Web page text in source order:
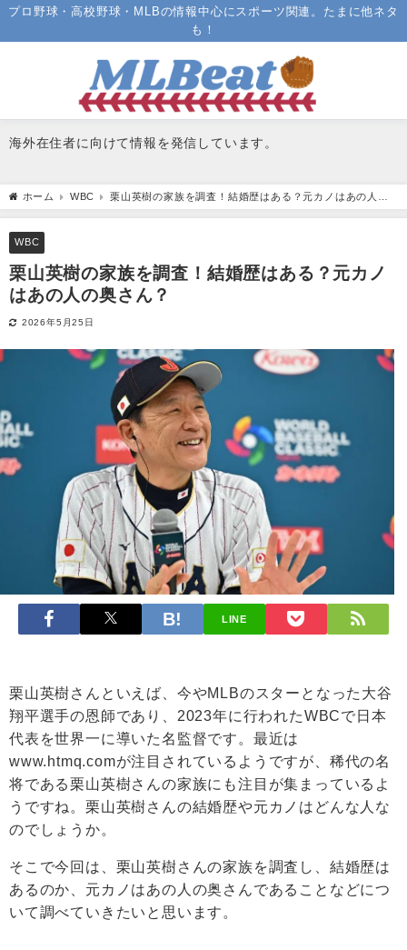
プロ野球・高校野球・MLBの情報中心にスポーツ関連。たまに他ネタ
も！
海外在住者に向けて情報を発信しています。
ホーム WBC
栗山英樹の家族を調査！結婚歴はある？元カノはあの人の
奥さん？
WBC
栗山英樹の家族を調査！結婚歴はある？元カノ
はあの人の奥さん？
2026年5月25日
LINE
栗山英樹さんといえば、今やMLBのスターとなった大谷
翔平選手の恩師であり、2023年に行われたWBCで日本
代表を世界一に導いた名監督です。最近は
www.htmq.comが注目されているようですが、稀代の名
将である栗山英樹さんの家族にも注目が集まっているよ
うですね。栗山英樹さんの結婚歴や元カノはどんな人な
のでしょうか。
そこで今回は、栗山英樹さんの家族を調査し、結婚歴は
あるのか、元カノはあの人の奥さんであることなどにつ
いて調べていきたいと思います。